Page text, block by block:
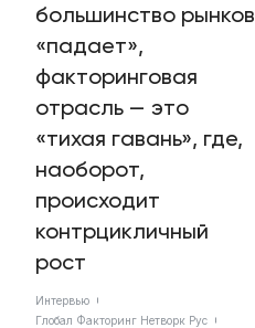
большинство рынков
«падает»,
факторинговая
отрасль — это
«тихая гавань», где,
наоборот,
происходит
контрцикличный
рост
Интервью
Глобал Факторинг Нетворк Рус